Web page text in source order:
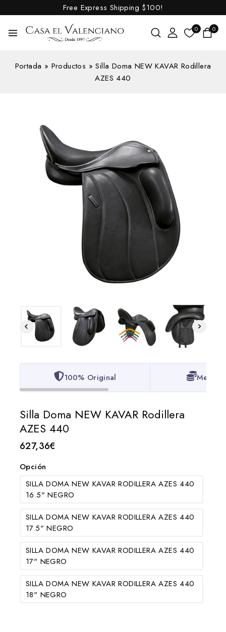
Free Express Shipping $100!
0 0
Portada » Productos »Silla Doma NEW KAVAR Rodillera
AZES 440
100% Original Mejor
Silla Doma NEW KAVAR Rodillera
AZES 440
627,36€
Opción
SILLA DOMA NEW KAVAR RODILLERA AZES 440
16.5" NEGRO
SILLA DOMA NEW KAVAR RODILLERA AZES 440
17.5" NEGRO
SILLA DOMA NEW KAVAR RODILLERA AZES 440
17" NEGRO
SILLA DOMA NEW KAVAR RODILLERA AZES 440
18" NEGRO